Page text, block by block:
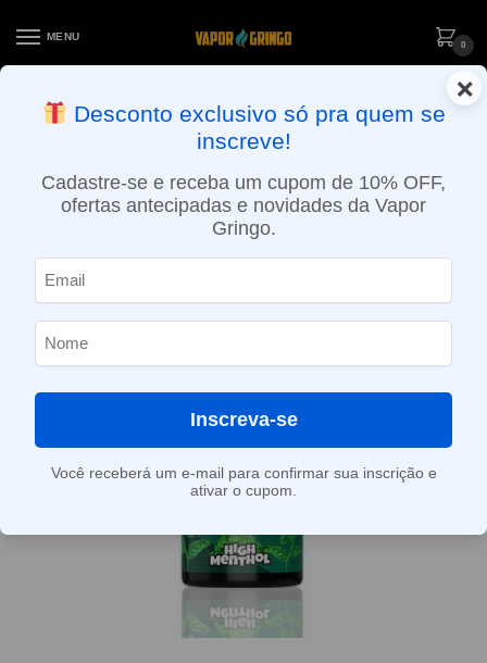
MENU
0
ENTREGA NO MESMO DIA EM SÃO PAULO (SEG A SEX): PEDIDOS
APROVADOS ATÉ 15:30 VIA MOTOBOY
×
Desconto exclusivo só pra quem se
inscreve!
Cadastre-se e receba um cupom de 10% OFF,
ofertas antecipadas e novidades da Vapor
Gringo.
Inscreva-se
Você receberá um e-mail para confirmar sua inscrição e
ativar o cupom.